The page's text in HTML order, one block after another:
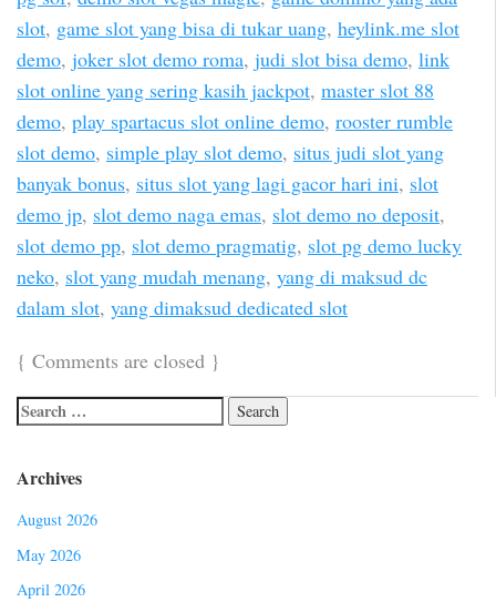
slot, game slot yang bisa di tukar uang, heylink.me slot
demo, joker slot demo roma, judi slot bisa demo, link
slot online yang sering kasih jackpot, master slot 88
demo, play spartacus slot online demo, rooster rumble
slot demo, simple play slot demo, situs judi slot yang
banyak bonus, situs slot yang lagi gacor hari ini, slot
demo jp, slot demo naga emas, slot demo no deposit,
slot demo pp, slot demo pragmatig, slot pg demo lucky
neko, slot yang mudah menang, yang di maksud dc
dalam slot, yang dimaksud dedicated slot
{ Comments are closed }
Archives
August 2026
May 2026
April 2026